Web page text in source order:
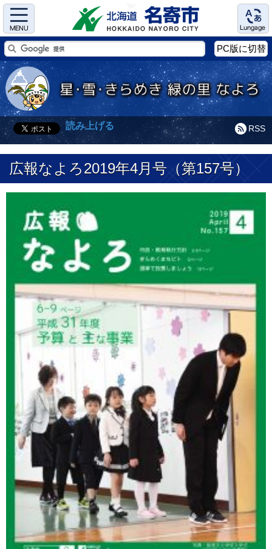
Menu Language
PC版に切替
RSS
読み上げる
広報なよろ2019年4月号（第157号）